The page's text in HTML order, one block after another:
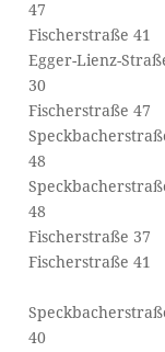
47
Fischerstraße 41
Egger-Lienz-
30
Fischerstraße 47
48
48
Fischerstraße 37
Fischerstraße 41
40